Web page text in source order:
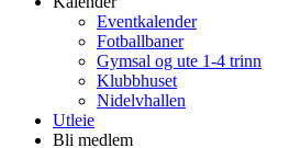
Eventkalender
Fotballbaner
Gymsal og ute 1-4 trinn
Klubbhuset
Nidelvhallen
Utleie
Bli medlem